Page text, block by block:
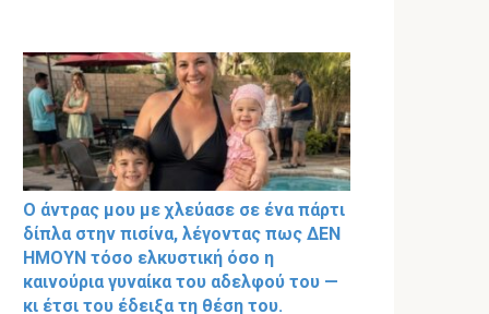
Ο άντρας μου με χλεύασε σε ένα πάρτι
δίπλα στην πισίνα, λέγοντας πως ΔΕΝ
ΗΜΟΥΝ τόσο ελκυστική όσο η
καινούρια γυναίκα του αδελφού του —
κι έτσι του έδειξα τη θέση του.